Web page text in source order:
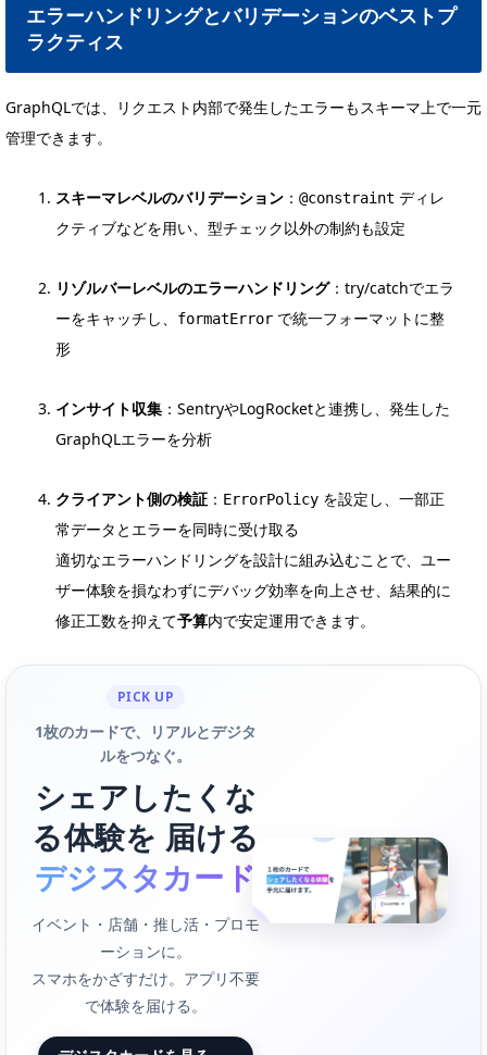
エラーハンドリングとバリデーションのベストプ
ラクティス
GraphQLでは、リクエスト内部で発生したエラーもスキーマ上で一元
管理できます。
スキーマレベルのバリデーション ： @constraint ディレ
クティブなどを用い、型チェック以外の制約も設定
リゾルバーレベルのエラーハンドリング：try/catchでエラ
ーをキャッチし、
formatError で統一フォーマットに整
形
インサイト収集 ：SentryやLogRocketと連携し、発生した
GraphQLエラーを分析
クライアント側の検証 ： ErrorPolicy を設定し、一部正
常データとエラーを同時に受け取る
適切なエラーハンドリングを設計に組み込むことで、ユー
ザー体験を損なわずにデバッグ効率を向上させ、結果的に
修正工数を抑えて予算内で安定運用できます。
PICK UP
1枚のカードで、リアルとデジタ
ルをつなぐ。
シェアしたくな
る体験を 届ける
デジスタカード
イベント・店舗・推し活・プロモ
ーションに。
スマホをかざすだけ。アプリ不要
で体験を届ける。